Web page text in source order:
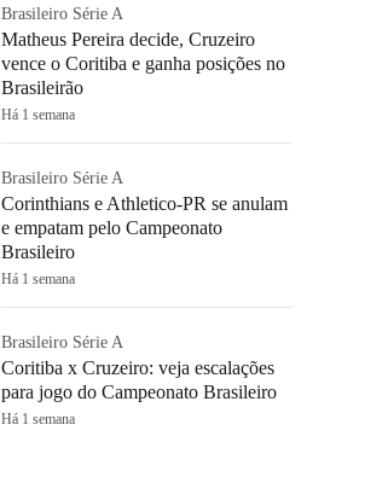
Brasileiro Série A
Matheus Pereira decide, Cruzeiro
vence o Coritiba e ganha posições no
Brasileirão
Há 1 semana
Brasileiro Série A
Corinthians e Athletico-PR se anulam
e empatam pelo Campeonato
Brasileiro
Há 1 semana
Brasileiro Série A
Coritiba x Cruzeiro: veja escalações
para jogo do Campeonato Brasileiro
Há 1 semana